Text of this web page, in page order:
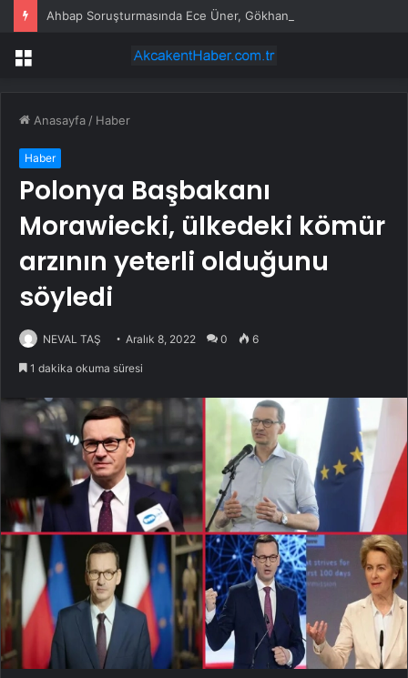
Menü
Anasayfa / Haber
Haber
Polonya Başbakanı
Morawiecki, ülkedeki kömür
arzının yeterli olduğunu
söyledi
NEVAL TAŞ Aralık 8, 2022 0 6
1 dakika okuma süresi